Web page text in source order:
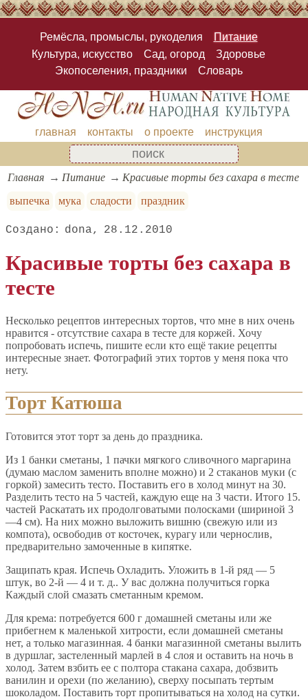
Ремёсла, промыслы, рукоделия
Питание
Культура, искусство
Сад, огород
Здоровье
Экопоселения, праздники
Словарь
главная контакты о проекте инструкция
Главная Питание
Красивые торты без сахара в тесте
выпечка
мука сладости праздник
dona 28.12.2010
Красивые торты без сахара в
тесте
Несколько рецептов интересных тортов, что мне в них очень
нравится - отсутствие сахара в тесте для коржей. Хочу
попробовать испечь, пишите если кто ещё такие рецепты
интересные знает. Фотографий этих тортов у меня пока что
нету.
Торт Катюша
Готовится этот торт за день до праздника.
Из 1 банки сметаны, 1 пачки мягкого сливочного маргарина
(думаю маслом заменить вполне можно) и 2 стаканов муки (с
горкой) замесить тесто. Поставить его в холод минут на 30.
Разделить тесто на 5 частей, каждую еще на 3 части. Итого 15.
частей Раскатать их продолговатыми полосками (шириной 3
—4 см). На них можно выложить вишню (свежую или из
компота), освободив от косточек, курагу или чернослив,
предварительно замоченные в кипятке.
Защипать края. Испечь Охладить. Уложить в 1-й ряд — 5
штук, во 2-й — 4 и т. д.. У вас должна получиться горка
Каждый слой смазать сметанным кремом.
Для крема: потребуется 600 г домашней сметаны или же
прибегнем к маленькой хитрости, если домашней сметаны
нет, а только магазинная. 4 банки магазинной сметаны вылить
в дуршлаг, застеленный марлей в 4 слоя и оставить на ночь в
холод. Затем взбить ее с полтора стакана сахара, добзвить
ванилин и орехи (по желанию), сверху посыпать тертым
шоколадом. Поставить торт пропитываться на холод на сутки.